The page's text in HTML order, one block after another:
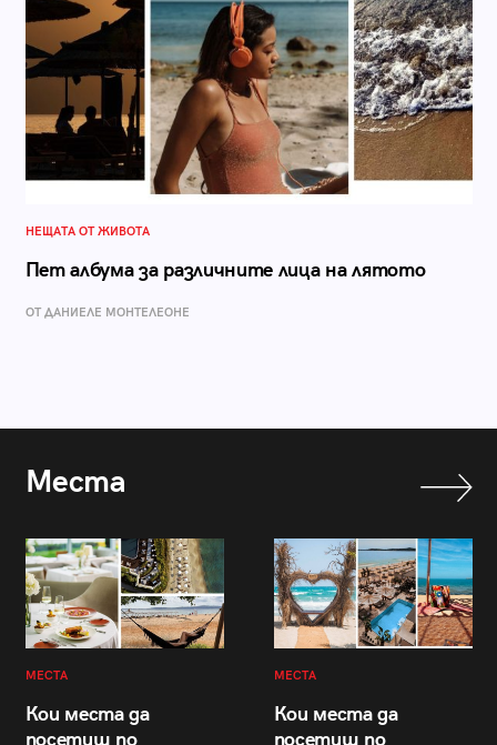
НЕЩАТА ОТ ЖИВОТА
Пет албума за различните лица на лятото
ОТ ДАНИЕЛЕ МОНТЕЛЕОНЕ
Места
МЕСТА
Кои места да
МЕСТА
Кои места да